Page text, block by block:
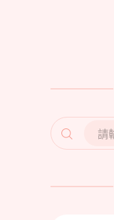
SEARCH
FOR: